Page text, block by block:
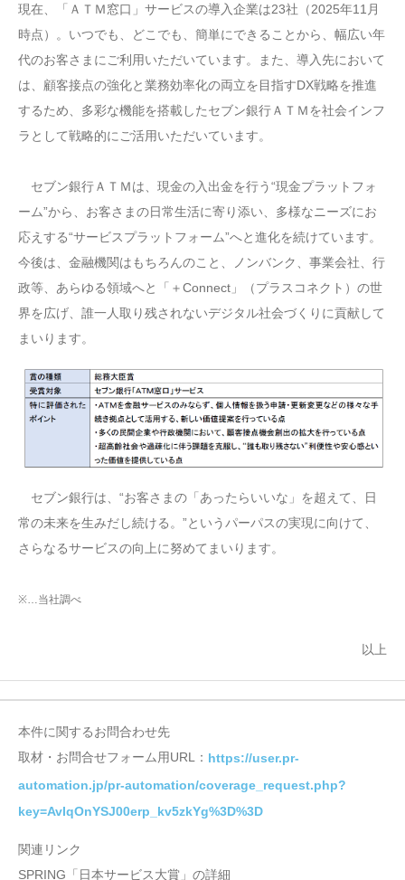
現在、「ＡＴＭ窓口」サービスの導入企業は23社（2025年11月
時点）。いつでも、どこでも、簡単にできることから、幅広い年
代のお客さまにご利用いただいています。また、導入先において
は、顧客接点の強化と業務効率化の両立を目指すDX戦略を推進
するため、多彩な機能を搭載したセブン銀行ＡＴＭを社会インフ
ラとして戦略的にご活用いただいています。
セブン銀行ＡＴＭは、現金の入出金を行う“現金プラットフォ
ーム”から、お客さまの日常生活に寄り添い、多様なニーズにお
応えする“サービスプラットフォーム”へと進化を続けています。
今後は、金融機関はもちろんのこと、ノンバンク、事業会社、行
政等、あらゆる領域へと「＋Connect」（プラスコネクト）の世
界を広げ、誰一人取り残されないデジタル社会づくりに貢献して
まいります。
セブン銀行は、“お客さまの「あったらいいな」を超えて、日
常の未来を生みだし続ける。”というパーパスの実現に向けて、
さらなるサービスの向上に努めてまいります。
※…当社調べ
以上
本件に関するお問合わせ先
取材・お問合せフォーム用URL： https://user.pr-
automation.jp/pr-automation/coverage_request.php?
key=AvIqOnYSJ00erp_kv5zkYg%3D%3D
関連リンク
SPRING「日本サービス大賞」の詳細